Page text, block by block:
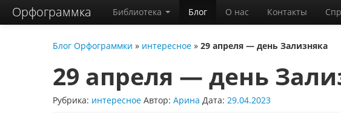
Орфограммка Библиотека Блог О нас Контакты
Блог Орфограммки » интересное » 29 апреля — день Зализняка
29 апреля — день
Рубрика: интересное Автор: Арина Дата: 29.04.2023